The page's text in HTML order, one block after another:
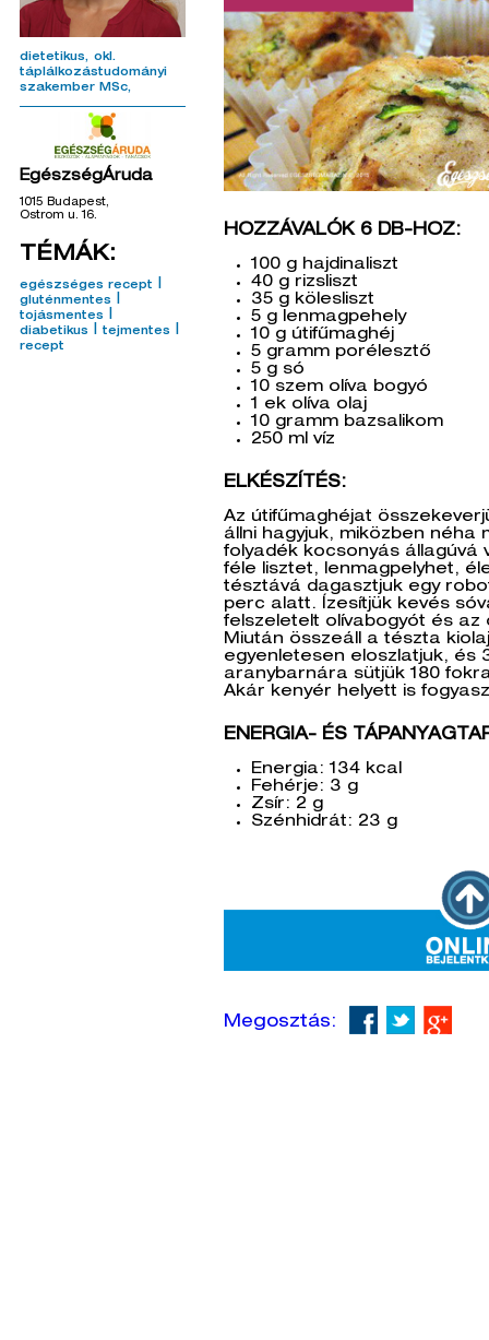
dietetikus
okl.
táplálkozástudományi
szakember MSc
EgészségÁruda
1015 Budapest,
Ostrom u. 16.
TÉMÁK:
egészséges recept |
gluténmentes |
tojásmentes |
diabetikus | tejmentes |
recept
HOZZÁVALÓK 6 DB-HOZ:
100 g hajdinaliszt
40 g rizsliszt
35 g kölesliszt
5 g lenmagpehely
10 g útifűmaghéj
5 gramm porélesztő
5 g só
10 szem olíva bogyó
1 ek olíva olaj
10 gramm bazsalikom
250 ml víz
ELKÉSZÍTÉS:
Az útifűmaghéjat
állni hagyjuk, miközben néha
folyadék kocsonyás állagúvá
féle lisztet, lenmagpelyhet,
tésztává dagasztjuk egy
perc alatt. Ízesítjük kevés
felszeletelt olívabogyót és az
Miután összeáll a tészta
egyenletesen eloszlatjuk, és
aranybarnára sütjük 180
Akár kenyér helyett is
ENERGIA- ÉS
Energia: 134 kcal
Fehérje: 3 g
Zsír: 2 g
Szénhidrát: 23 g
Megosztás: